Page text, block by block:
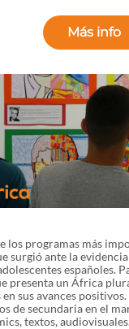
Más info
los programas más
surgió ante la
españoles.
presenta un África
sus avances
de secundaria en el
textos,